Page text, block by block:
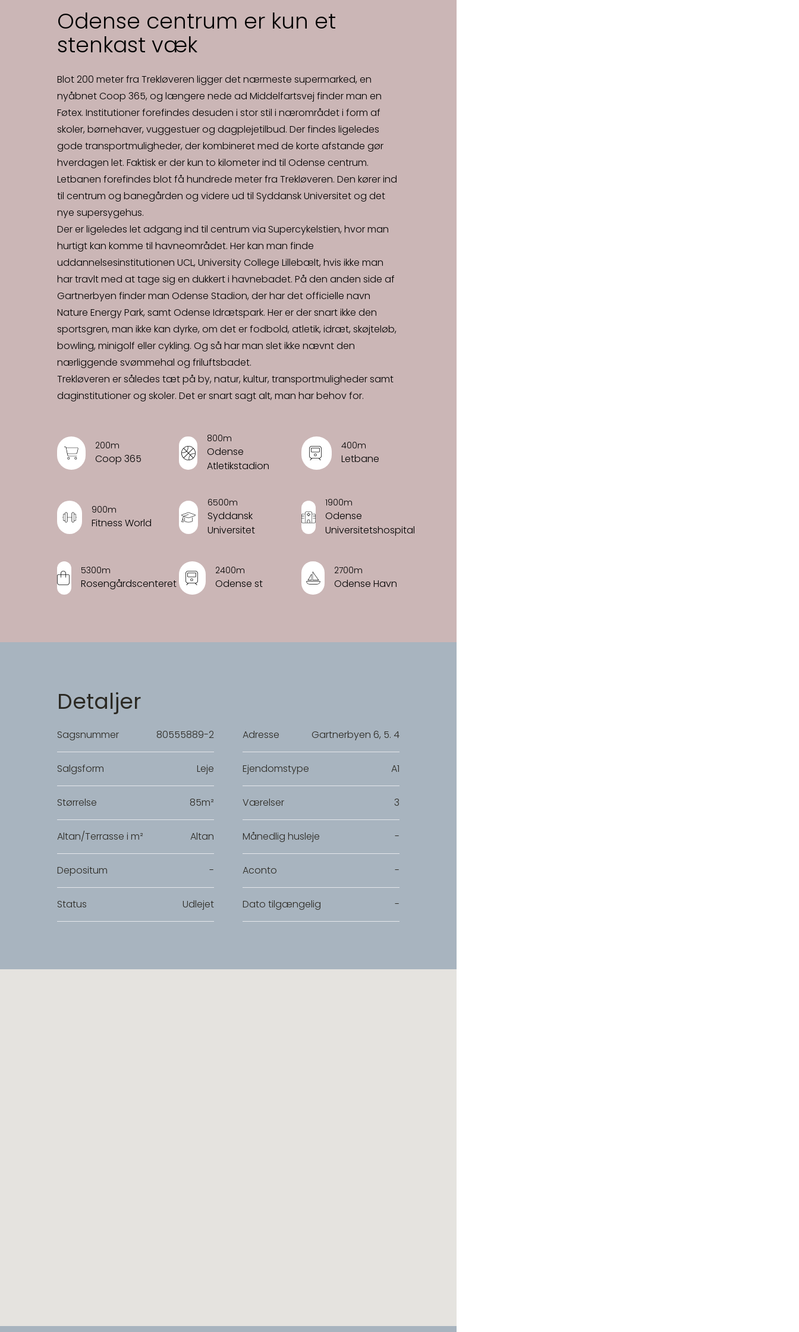
Odense centrum er kun et
stenkast væk
Blot 200 meter fra Trekløveren ligger det nærmeste supermarked, en
nyåbnet Coop 365, og længere nede ad Middelfartsvej finder man en
Føtex. Institutioner forefindes desuden i stor stil i nærområdet i form af
skoler, børnehaver, vuggestuer og dagplejetilbud. Der findes ligeledes
gode transportmuligheder, der kombineret med de korte afstande gør
hverdagen let. Faktisk er der kun to kilometer ind til Odense centrum.
Letbanen forefindes blot få hundrede meter fra Trekløveren. Den kører ind
til centrum og banegården og videre ud til Syddansk Universitet og det
nye supersygehus.
Der er ligeledes let adgang ind til centrum via Supercykelstien, hvor man
hurtigt kan komme til havneområdet. Her kan man finde
uddannelsesinstitutionen UCL, University College Lillebælt, hvis ikke man
har travlt med at tage sig en dukkert i havnebadet. På den anden side af
Gartnerbyen finder man Odense Stadion, der har det officielle navn
Nature Energy Park, samt Odense Idrætspark. Her er der snart ikke den
sportsgren, man ikke kan dyrke, om det er fodbold, atletik, idræt, skøjteløb,
bowling, minigolf eller cykling. Og så har man slet ikke nævnt den
nærliggende svømmehal og friluftsbadet.
Trekløveren er således tæt på by, natur, kultur, transportmuligheder samt
daginstitutioner og skoler. Det er snart sagt alt, man har behov for.
200m
Coop 365
800m
Odense
Atletikstadion
400m
Letbane
900m
Fitness World
6500m
Syddansk
Universitet
1900m
Odense
Universitetshospital
5300m
Rosengårdscenteret
2400m
Odense st
2700m
Odense Havn
Detaljer
Sagsnummer 80555889-2 Adresse Gartnerbyen 6, 5. 4
Salgsform Leje Ejendomstype A1
Størrelse 85m² Værelser 3
Altan/Terrasse i m² Altan Månedlig husleje -
Depositum - Aconto -
Status Udlejet Dato tilgængelig -